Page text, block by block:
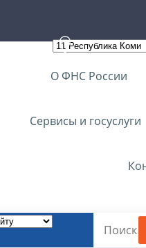
О ФНС России
Сервисы и госуслуги